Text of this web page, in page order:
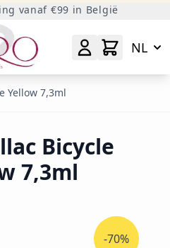
vanaf €99 in België
NL
Yellow 7,3ml
Bicycle
7,3ml
-70%